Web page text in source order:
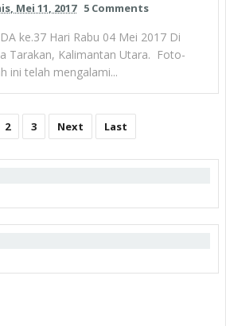
Mei 11, 2017 5 Comments
ke.37 Hari Rabu 04 Mei 2017 Di
Tarakan, Kalimantan Utara. Foto-
ini telah mengalami...
2 3 Next Last